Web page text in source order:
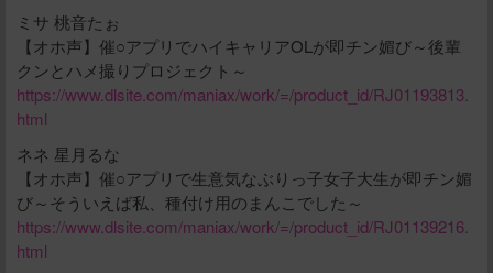
ミサ 桃音たぉ
【オホ声】催○アプリでハイキャリアOLが即チン媚び～後輩
クンとハメ撮りプロジェクト～
https://www.dlsite.com/maniax/work/=/product_id/RJ01193813.
html
ネネ 星月るな
【オホ声】催○アプリで生意気なぶりっ子女子大生が即チン媚
び～そういえば私、種付け用のまんこでした～
https://www.dlsite.com/maniax/work/=/product_id/RJ01139216.
html